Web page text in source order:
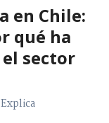
en Chile:
qué ha
sector